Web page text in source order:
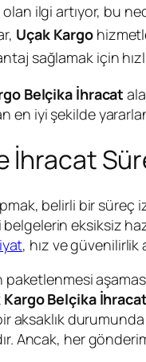
ilgi artıyor, bu
Uçak Kargo
sağlamak için
Belçika İhracat
en iyi şekilde
İhracat
belirli bir süreç
eksiksiz
, hız ve güvenilirlik
Kargo Belçika İhracat
Ancak, her